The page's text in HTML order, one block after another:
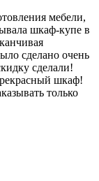
мебели,
шкаф-купе в
сделано очень
сделали!
шкаф!
только